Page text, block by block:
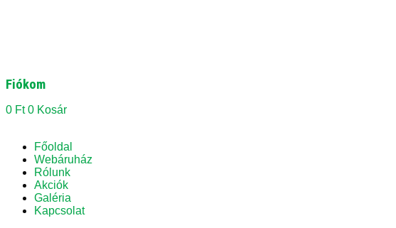
Fiókom
0 Ft 0 Kosár
Főoldal
Webáruház
Rólunk
Akciók
Galéria
Kapcsolat